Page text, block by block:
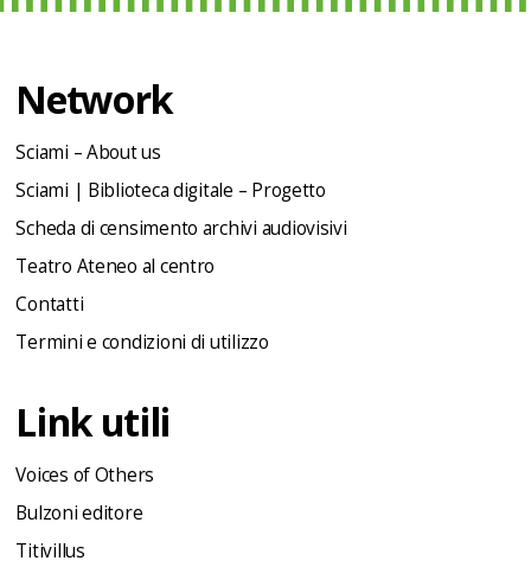
Network
Sciami – About us
Sciami | Biblioteca digitale – Progetto
Scheda di censimento archivi audiovisivi
Teatro Ateneo al centro
Contatti
Termini e condizioni di utilizzo
Link utili
Voices of Others
Bulzoni editore
Titivillus